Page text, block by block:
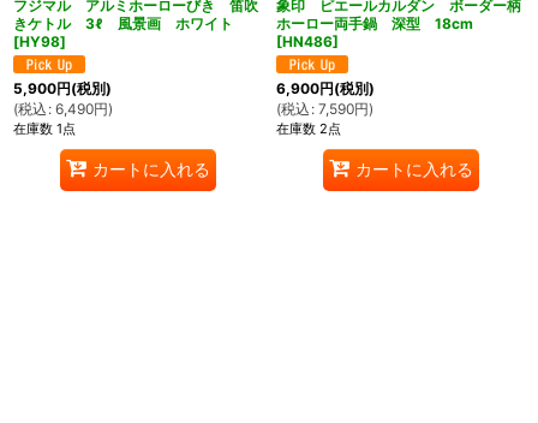
フジマル アルミホーローびき 笛吹
きケトル 3ℓ 風景画 ホワイト
[HY98]
5,900円(税別)
(税込 : 6,490円)
在庫数 1点
カートに入れる
象印 ピエールカルダン ボーダー柄
ホーロー両手鍋 深型 18cm
[HN486]
6,900円(税別)
(税込 : 7,590円)
在庫数 2点
カートに入れる